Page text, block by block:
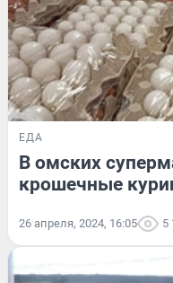
ЕДА
В омских
крошечные
26 апреля, 2024, 16:05 5